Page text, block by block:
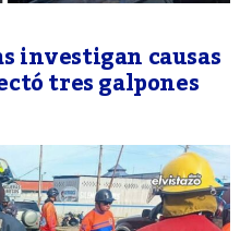
investigan causas
tres galpones